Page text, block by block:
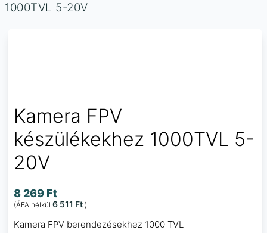
1000TVL 5-20V
Kamera FPV
készülékekhez 1000TVL 5-
20V
8 269 Ft
(ÁFA nélkül 6 511 Ft )
Kamera FPV berendezésekhez 1000 TVL